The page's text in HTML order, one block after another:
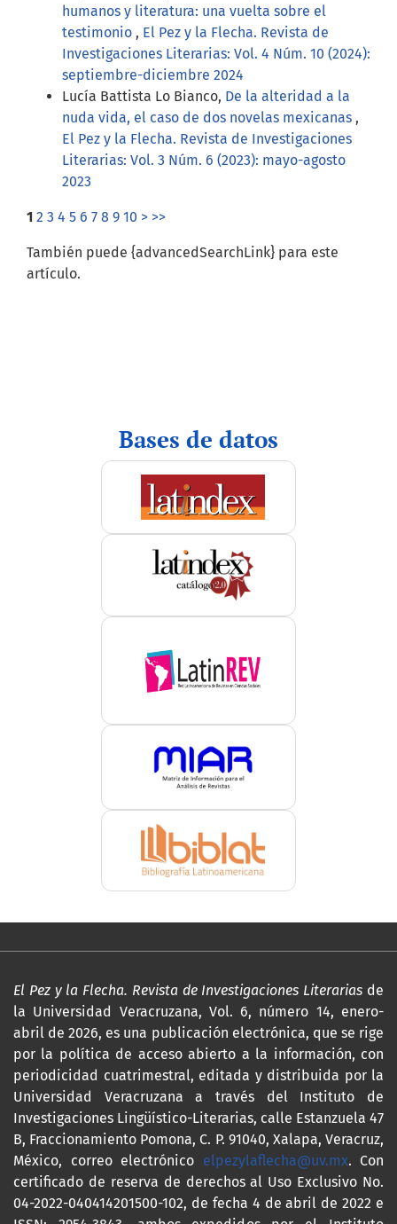
humanos y literatura: una vuelta sobre el
testimonio , El Pez y la Flecha. Revista de
Investigaciones Literarias: Vol. 4 Núm. 10 (2024):
septiembre-diciembre 2024
Lucía Battista Lo Bianco, De la alteridad a la
nuda vida, el caso de dos novelas mexicanas ,
El Pez y la Flecha. Revista de Investigaciones
Literarias: Vol. 3 Núm. 6 (2023): mayo-agosto
2023
1 2 3 4 5 6 7 8 9 10 > >>
También puede {advancedSearchLink} para este
artículo.
Bases de datos
El Pez y la Flecha. Revista de Investigaciones Literarias de
la Universidad Veracruzana, Vol. 6, número 14, enero-
abril de 2026, es una publicación electrónica, que se rige
por la política de acceso abierto a la información, con
periodicidad cuatrimestral, editada y distribuida por la
Universidad Veracruzana a través del Instituto de
Investigaciones Lingüístico-Literarias, calle Estanzuela 47
B, Fraccionamiento Pomona, C. P. 91040, Xalapa, Veracruz,
México, correo electrónico elpezylaflecha@uv.mx. Con
certificado de reserva de derechos al Uso Exclusivo No.
04-2022-040414201500-102, de fecha 4 de abril de 2022 e